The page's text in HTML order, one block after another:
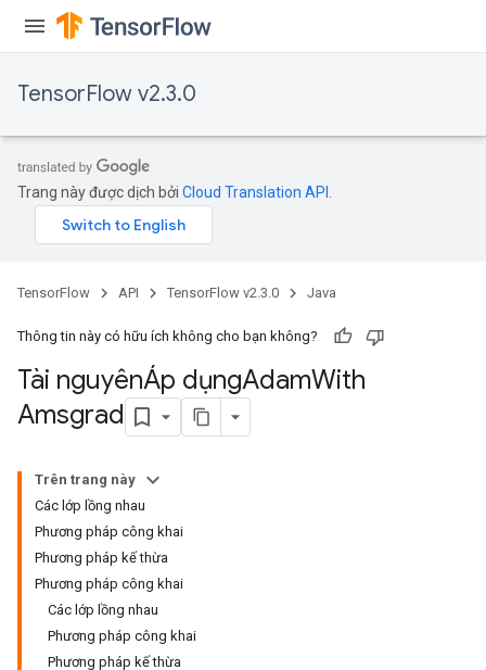
TensorFlow v2.3.0
Trang này được dịch bởi Cloud Translation API
TensorFlow API TensorFlow v2.3.0 Java
Thông tin này có hữu ích không cho bạn không?
Tài nguyênÁp dụngAdamWith
Amsgrad
Trên trang này
Các lớp lồng nhau
Phương pháp công khai
Phương pháp kế thừa
Phương pháp công khai
Các lớp lồng nhau
Phương pháp công khai
Phương pháp kế thừa